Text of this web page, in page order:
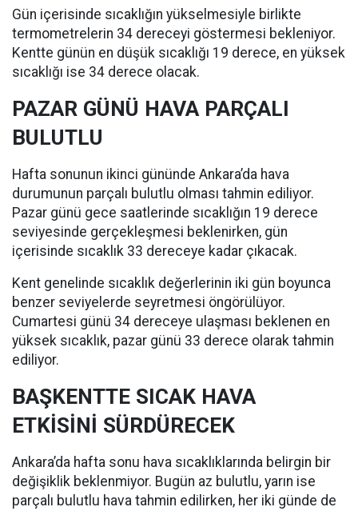
Gün içerisinde sıcaklığın yükselmesiyle birlikte
termometrelerin 34 dereceyi göstermesi bekleniyor.
Kentte günün en düşük sıcaklığı 19 derece, en yüksek
sıcaklığı ise 34 derece olacak.
PAZAR GÜNÜ HAVA PARÇALI
BULUTLU
Hafta sonunun ikinci gününde Ankara’da hava
durumunun parçalı bulutlu olması tahmin ediliyor.
Pazar günü gece saatlerinde sıcaklığın 19 derece
seviyesinde gerçekleşmesi beklenirken, gün
içerisinde sıcaklık 33 dereceye kadar çıkacak.
Kent genelinde sıcaklık değerlerinin iki gün boyunca
benzer seviyelerde seyretmesi öngörülüyor.
Cumartesi günü 34 dereceye ulaşması beklenen en
yüksek sıcaklık, pazar günü 33 derece olarak tahmin
ediliyor.
BAŞKENTTE SICAK HAVA
ETKİSİNİ SÜRDÜRECEK
Ankara’da hafta sonu hava sıcaklıklarında belirgin bir
değişiklik beklenmiyor. Bugün az bulutlu, yarın ise
parçalı bulutlu hava tahmin edilirken, her iki günde de